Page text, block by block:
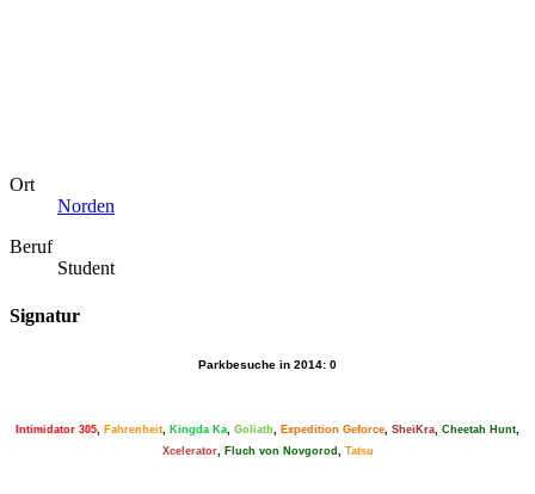
Ort
Norden
Beruf
Student
Signatur
Parkbesuche in 2014: 0
Intimidator 305 Fahrenheit Kingda Ka Goliath Expedition Geforce SheiKra Cheetah Hunt
Xcelerator, Fluch von Novgorod ​ Tatsu